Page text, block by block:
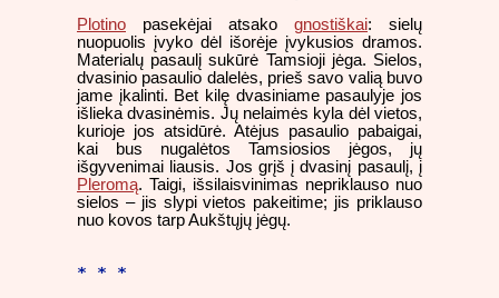
Plotino pasekėjai atsako gnostiškai: sielų
nuopuolis įvyko dėl išorėje įvykusios dramos.
Materialų pasaulį sukūrė Tamsioji jėga. Sielos,
dvasinio pasaulio dalelės, prieš savo valią buvo
jame įkalinti. Bet kilę dvasiniame pasaulyje jos
išlieka dvasinėmis. Jų nelaimės kyla dėl vietos,
kurioje jos atsidūrė. Atėjus pasaulio pabaigai,
kai bus nugalėtos Tamsiosios jėgos, jų
išgyvenimai liausis. Jos grįš į dvasinį pasaulį, į
Pleromą. Taigi, išsilaisvinimas nepriklauso nuo
sielos – jis slypi vietos pakeitime; jis priklauso
nuo kovos tarp Aukštųjų jėgų.
* * *